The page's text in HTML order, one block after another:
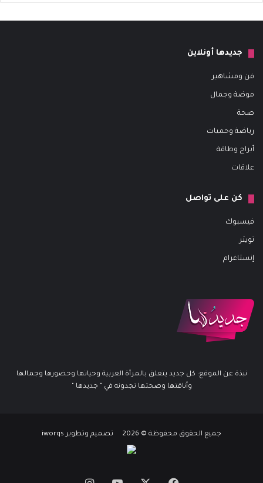
جديدها أونلاين
فن ومشاهير
موضة وجمال
صحة
رياضة وحميات
أبراج وطاقة
علاقات
كن على تواصل
فيسبوك
تويتر
إنستاغرام
نبذة عن الموقع: كل جديد يتعلق بالمرأة العربية وحياتها وحضورها وجمالها
وأناقتها وصحتها تجدونه في " جديدها "
جميع الحقوق محفوظة © 2026 تصميم وتطوير iworqs